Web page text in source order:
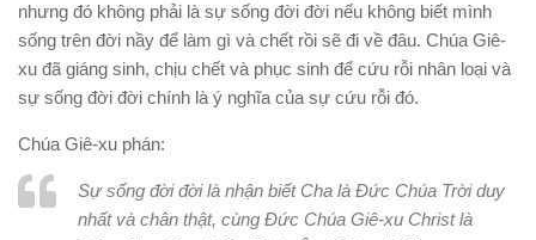
nhưng đó không phải là sự sống đời đời nếu không biết mình
sống trên đời nầy để làm gì và chết rồi sẽ đi về đâu. Chúa Giê-
xu đã giáng sinh, chịu chết và phục sinh để cứu rỗi nhân loại và
sự sống đời đời chính là ý nghĩa của sự cứu rỗi đó.
Chúa Giê-xu phán:
Sự sống đời đời là nhận biết Cha là Đức Chúa Trời duy
nhất và chân thật, cùng Đức Chúa Giê-xu Christ là